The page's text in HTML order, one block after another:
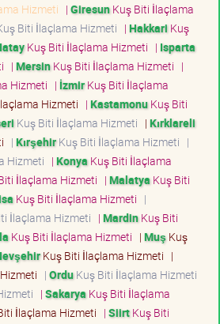
Hizmeti | GiresunKuş Biti İlaçlama
Biti İlaçlama Hizmeti | Hakkari Kuş
Kuş Biti İlaçlama Hizmeti | Isparta
| MersinKuş Biti İlaçlama Hizmeti |
Hizmeti | İzmirKuş Biti İlaçlama
Hizmeti | KastamonuKuş Biti
Kuş Biti İlaçlama Hizmeti | Kırklareli
| KırşehirKuş Biti İlaçlama Hizmeti |
Hizmeti | Konya Kuş Biti İlaçlama
İlaçlama Hizmeti | Malatya Kuş Biti
Kuş Biti İlaçlama Hizmeti |
İlaçlama Hizmeti | MardinKuş Biti
Kuş Biti İlaçlama Hizmeti | Muş Kuş
Kuş Biti İlaçlama Hizmeti |
| OrduKuş Biti İlaçlama Hizmeti
| Sakarya Kuş Biti İlaçlama
İlaçlama Hizmeti | SiirtKuş Biti